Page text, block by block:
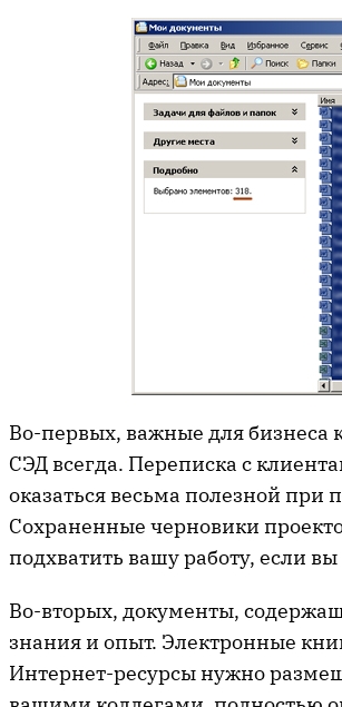
Во-первых, важные для
СЭД всегда. Переписка с
оказаться весьма полезной
Сохраненные черновики
подхватить вашу работу, если
Во-вторых, документы,
знания и опыт. Электронные
Интернет-ресурсы нужно